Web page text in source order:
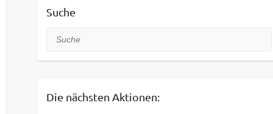
Suche
Suche
Die nächsten Aktionen: